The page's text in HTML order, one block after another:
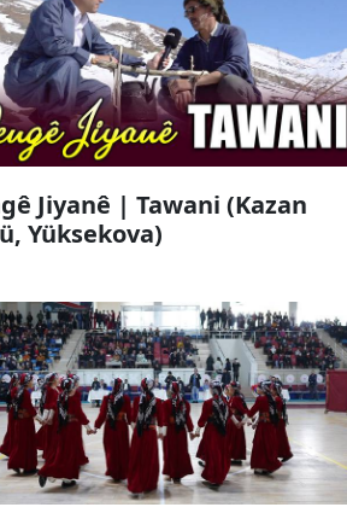
Jiyanê | Tawani (Kazan
Yüksekova)